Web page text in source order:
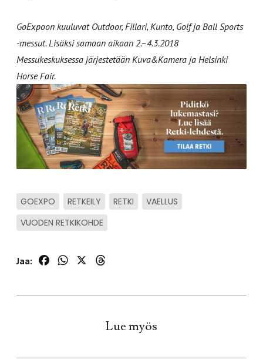
GoExpoon kuuluvat Outdoor, Fillari, Kunto, Golf ja Ball Sports
-messut. Lisäksi samaan aikaan 2.–4.3.2018
Messukeskuksessa järjestetään Kuva&Kamera ja Helsinki
Horse Fair.
GOEXPO RETKEILY RETKI
VAELLUS
VUODEN RETKIKOHDE
Jaa: FacebookWhatsApp
Lue myös